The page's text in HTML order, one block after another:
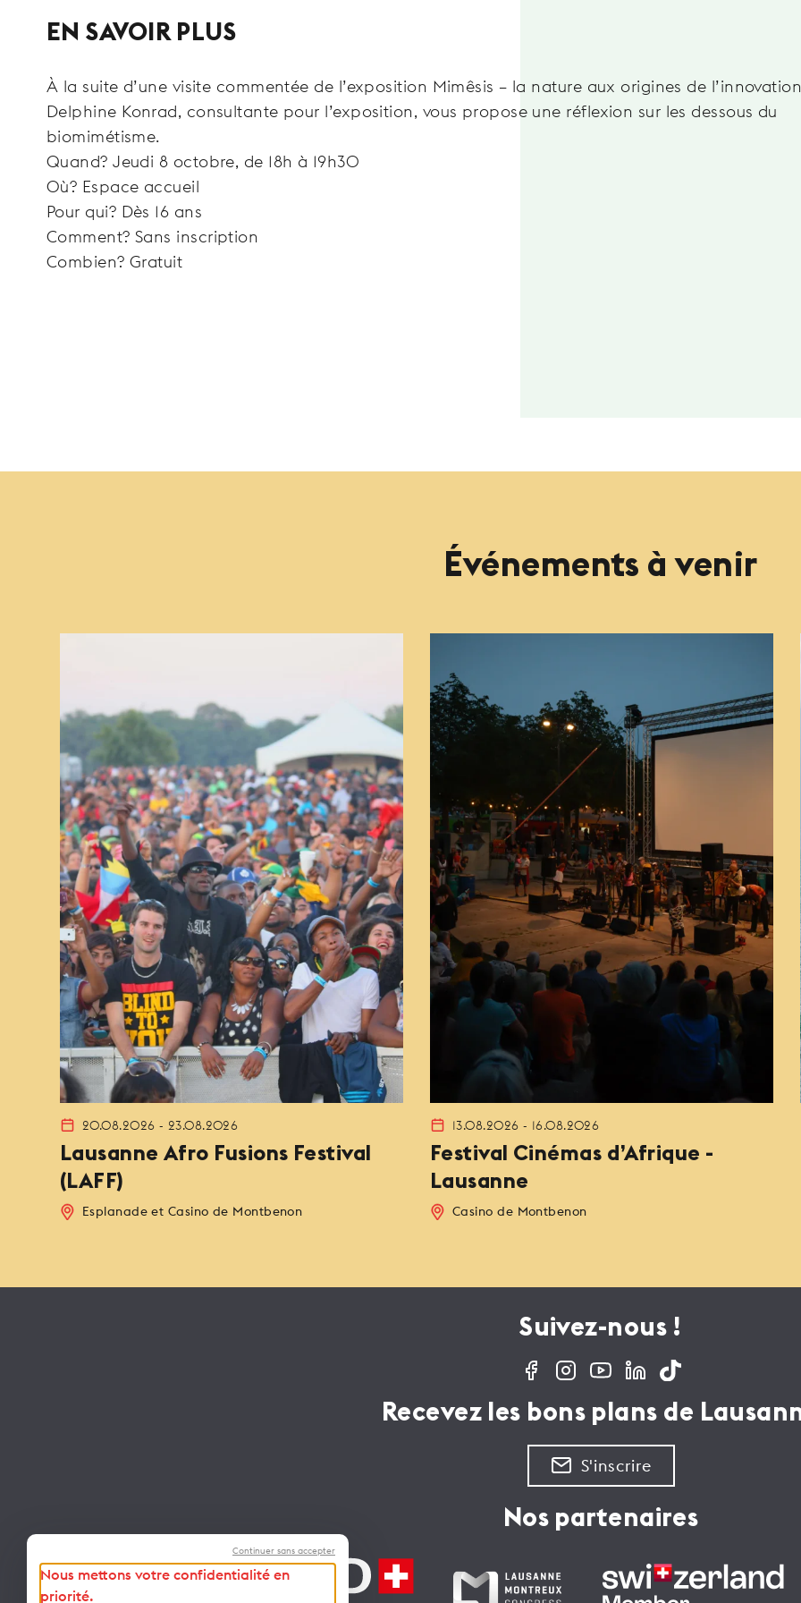
EN SAVOIR PLUS
À la suite d’une visite commentée de l’exposition Mimêsis – la nature aux origines de
Delphine Konrad, consultante pour l’exposition, vous propose une réflexion sur les dessous du
biomimétisme.
Quand? Jeudi 8 octobre, de 18h à 19h30
Où? Espace accueil
Pour qui? Dès 16 ans
Comment? Sans inscription
Combien? Gratuit
Événements à venir
20.08.2026 - 23.08.2026
Lausanne Afro Fusions Festival
(LAFF)
Esplanade et Casino de Montbenon
13.08.2026 - 16.08.2026
Festival Cinémas d’Afrique -
Lausanne
Casino de Montbenon
Suivez-nous !
Recevez les bons plans de
S'inscrire
Nos partenaires
Continuer sans accepter
Nous mettons votre confidentialité en
priorité.